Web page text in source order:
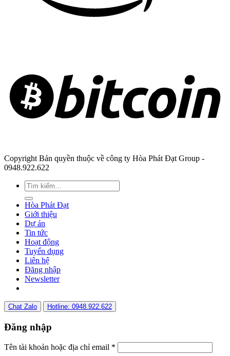
Copyright Bản quyền thuộc về công ty Hòa Phát Đạt Group -
0948.922.622
Hòa Phát Đạt
Giới thiệu
Dự án
Tin tức
Hoạt động
Tuyển dụng
Liên hệ
Đăng nhập
Newsletter
Chat Zalo Hotline: 0948.922.622
Đăng nhập
Tên tài khoản hoặc địa chỉ email *